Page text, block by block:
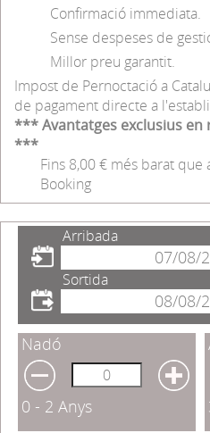
Confirmació immediata.
Sense despeses de
Millor preu garantit.
Impost de Pernoctació a
de pagament directe a
*** Avantatges exclusius en
***
Fins 8,00 € més barat que
Booking
Arribada
Sortida
Nadó
0 - 2 Anys